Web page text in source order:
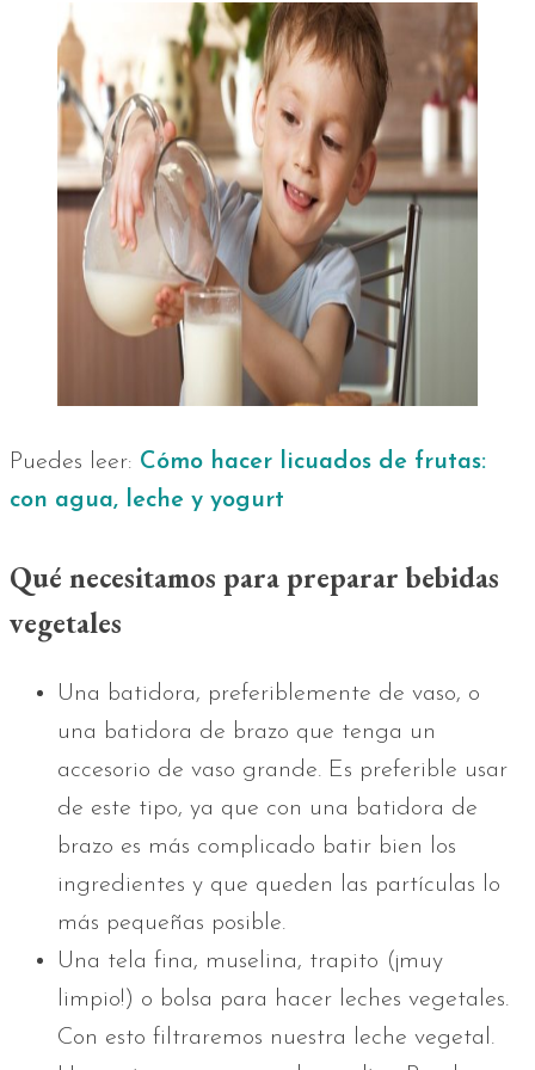
Puedes leer: Cómo hacer licuados de frutas:
con agua, leche y yogurt
Qué necesitamos para preparar bebidas
vegetales
Una batidora, preferiblemente de vaso, o
una batidora de brazo que tenga un
accesorio de vaso grande. Es preferible usar
de este tipo, ya que con una batidora de
brazo es más complicado batir bien los
ingredientes y que queden las partículas lo
más pequeñas posible.
Una tela fina, muselina, trapito (¡muy
limpio!) o bolsa para hacer leches vegetales.
Con esto filtraremos nuestra leche vegetal.